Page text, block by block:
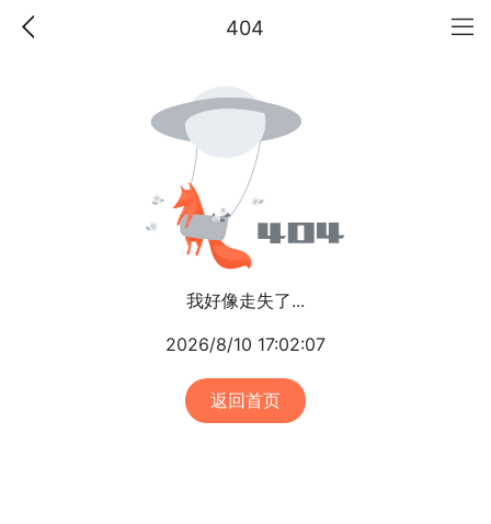
404
我好像走失了...
2026/8/10 17:02:07
返回首页